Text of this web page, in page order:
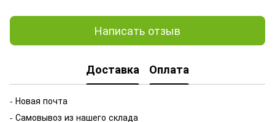
Написать отзыв
Доставка Оплата
- Новая почта
- Самовывоз из нашего склада